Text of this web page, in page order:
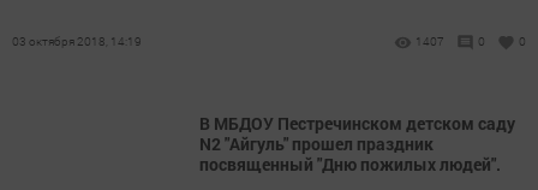
03 октября 2018, 14:19 1407 0 0
В МБДОУ Пестречинском детском саду
N2 "Айгуль" прошел праздник
посвященный "Дню пожилых людей".